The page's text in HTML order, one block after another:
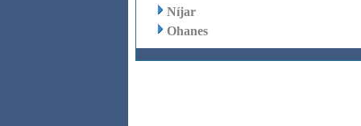
Níjar
Ohanes